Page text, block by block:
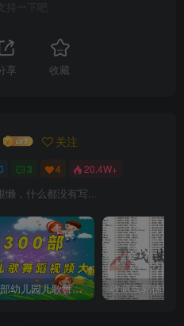
持一下吧
享 收藏
关注
3 4 20.4W+
懒，什么都没有写...
300部幼儿园儿歌舞蹈视频大合集